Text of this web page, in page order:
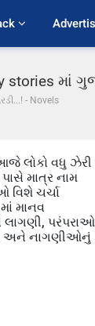
stories માં
- Novels
લોકો વધુ ઝેરી
માત્ર નામ
વિશે ચર્ચા
માનવ
લાગણી, પરંપરાઓ
અને નાગણીઓનું